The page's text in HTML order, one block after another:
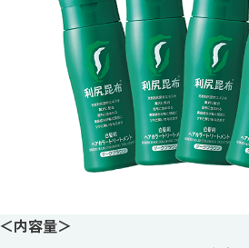
＜内容量＞